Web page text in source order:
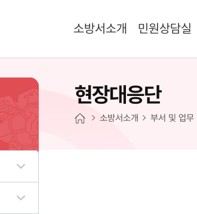
소방서소개 민원상담실
소방서소개 부서 및 업무
현장대응단